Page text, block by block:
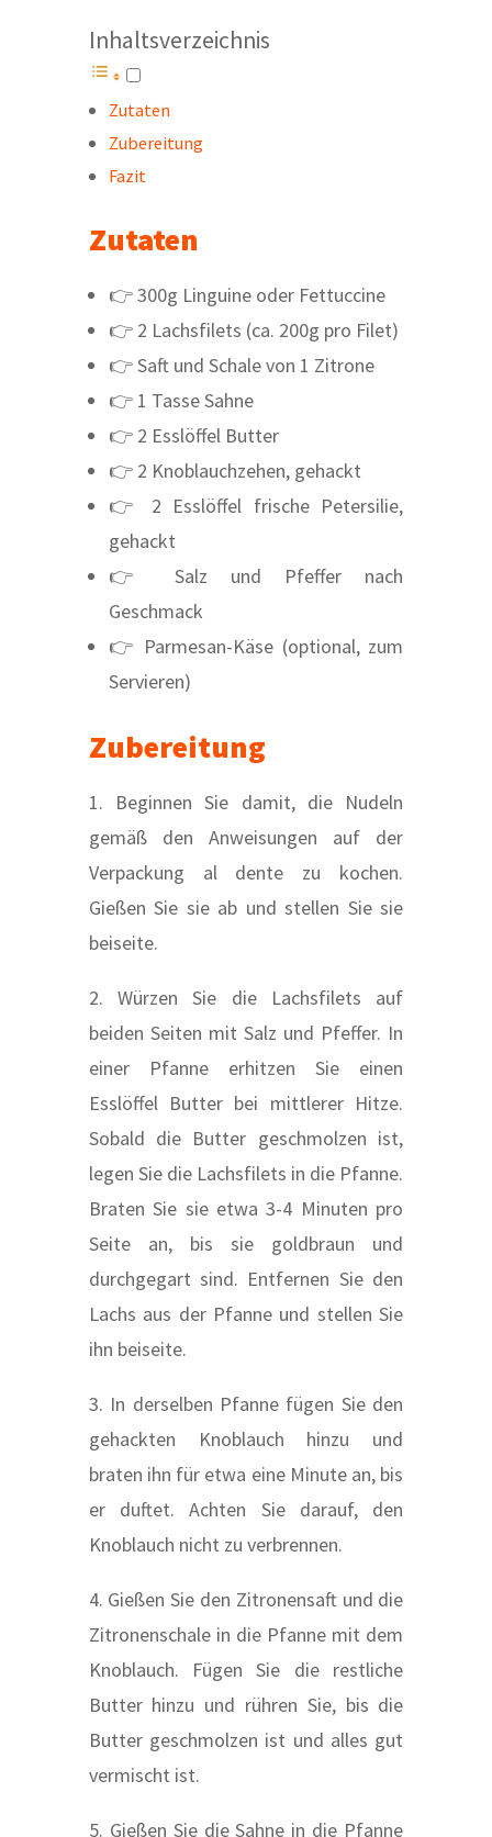
Inhaltsverzeichnis
Zutaten
Zubereitung
Fazit
Zutaten
👉 300g Linguine oder Fettuccine
👉 2 Lachsfilets (ca. 200g pro Filet)
👉 Saft und Schale von 1 Zitrone
👉 1 Tasse Sahne
👉 2 Esslöffel Butter
👉 2 Knoblauchzehen, gehackt
👉 2 Esslöffel frische Petersilie,
gehackt
👉 Salz und Pfeffer nach
Geschmack
👉 Parmesan-Käse (optional, zum
Servieren)
Zubereitung
1. Beginnen Sie damit, die Nudeln
gemäß den Anweisungen auf der
Verpackung al dente zu kochen.
Gießen Sie sie ab und stellen Sie sie
beiseite.
2. Würzen Sie die Lachsfilets auf
beiden Seiten mit Salz und Pfeffer. In
einer Pfanne erhitzen Sie einen
Esslöffel Butter bei mittlerer Hitze.
Sobald die Butter geschmolzen ist,
legen Sie die Lachsfilets in die Pfanne.
Braten Sie sie etwa 3-4 Minuten pro
Seite an, bis sie goldbraun und
durchgegart sind. Entfernen Sie den
Lachs aus der Pfanne und stellen Sie
ihn beiseite.
3. In derselben Pfanne fügen Sie den
gehackten Knoblauch hinzu und
braten ihn für etwa eine Minute an, bis
er duftet. Achten Sie darauf, den
Knoblauch nicht zu verbrennen.
4. Gießen Sie den Zitronensaft und die
Zitronenschale in die Pfanne mit dem
Knoblauch. Fügen Sie die restliche
Butter hinzu und rühren Sie, bis die
Butter geschmolzen ist und alles gut
vermischt ist.
5. Gießen Sie die Sahne in die Pfanne